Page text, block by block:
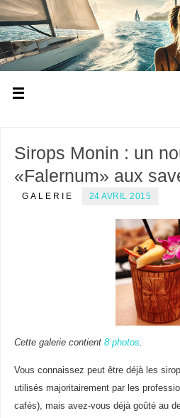
Sirops Monin : un
«Falernum» aux
GALERIE 24 AVRIL 2015
Cette galerie contient 8 photos.
Vous connaissez peut être déjà les
utilisés majoritairement par les
cafés), mais avez-vous déjà goûté au